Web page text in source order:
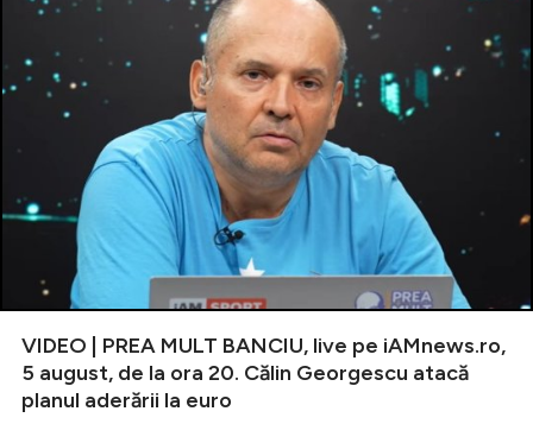
VIDEO | PREA MULT BANCIU, live pe iAMnews.ro,
5 august, de la ora 20. Călin Georgescu atacă
planul aderării la euro